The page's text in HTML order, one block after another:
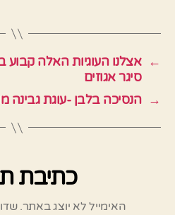
← אצלנו העוגיות האלה
סיגר אגוזים
→ הנסיכה בלבן -עוגת גבינה
כתיבת
האימייל לא יוצג באתר.